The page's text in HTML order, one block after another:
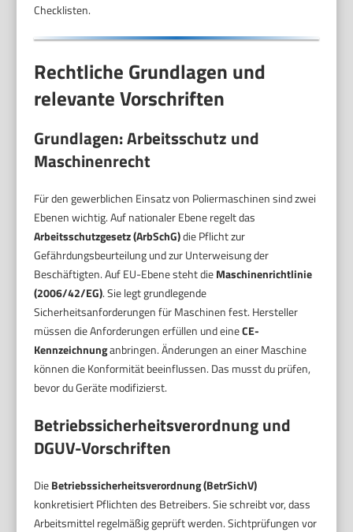
Checklisten.
Rechtliche Grundlagen und
relevante Vorschriften
Grundlagen: Arbeitsschutz und
Maschinenrecht
Für den gewerblichen Einsatz von Poliermaschinen sind zwei
Ebenen wichtig. Auf nationaler Ebene regelt das
Arbeitsschutzgesetz (ArbSchG)die Pflicht zur
Gefährdungsbeurteilung und zur Unterweisung der
Beschäftigten. Auf EU-Ebene steht dieMaschinenrichtlinie
(2006/42/EG). Sie legt grundlegende
Sicherheitsanforderungen für Maschinen fest. Hersteller
müssen die Anforderungen erfüllen und eineCE-
Kennzeichnunganbringen. Änderungen an einer Maschine
können die Konformität beeinflussen. Das musst du prüfen,
bevor du Geräte modifizierst.
Betriebssicherheitsverordnung und
DGUV-Vorschriften
DieBetriebssicherheitsverordnung (BetrSichV)
konkretisiert Pflichten des Betreibers. Sie schreibt vor, dass
Arbeitsmittel regelmäßig geprüft werden. Sichtprüfungen vor